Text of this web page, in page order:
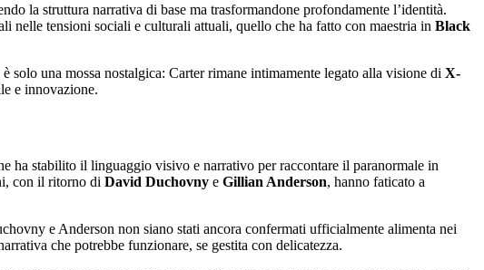
la struttura narrativa di base ma trasformandone profondamente l’identità.
nelle tensioni sociali e culturali attuali, quello che ha fatto con maestria in Black
una mossa nostalgica: Carter rimane intimamente legato alla visione di X-
e innovazione.
ha stabilito il linguaggio visivo e narrativo per raccontare il paranormale in
con il ritorno di David Duchovny e Gillian Anderson, hanno faticato a
e Anderson non siano stati ancora confermati ufficialmente alimenta nei
che potrebbe funzionare, se gestita con delicatezza.